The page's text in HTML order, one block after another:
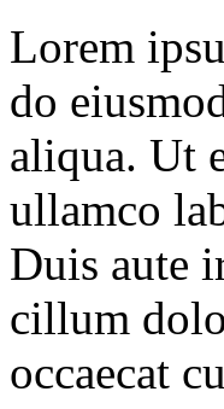
Lorem
do
aliqua. Ut
ullamco
Duis aute
cillum
occaecat